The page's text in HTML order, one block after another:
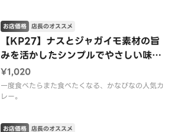
【KP27】ナスとジャガイモ素材の旨
みを活かしたシンプルでやさしい味わ
いの本格カレー。アルベイガン/Aloo
Baigan
お店価格 店長のオススメ
¥1,020
一度食べたらまた食べたくなる、かなぴなの人気カ
レー。
お店価格 店長のオススメ